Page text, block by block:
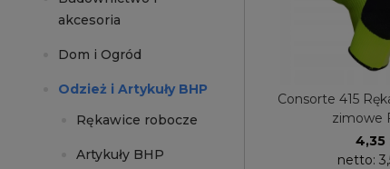
akcesoria
Dom i Ogród
Odzież i Artykuły BHP
Rękawice robocze
Artykuły BHP
Consorte 415
zimowe
4,35
netto: